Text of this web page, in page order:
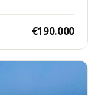
€190.000